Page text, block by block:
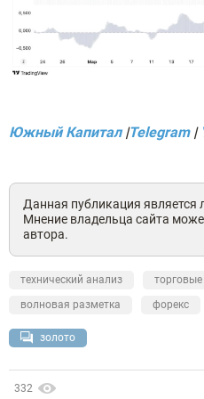
Южный Капитал |Telegram|
Данная публикация
Мнение владельца сайта
автора.
технический анализ
волновая разметка
форекс
золото
332